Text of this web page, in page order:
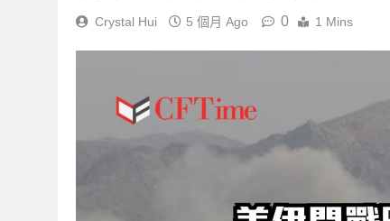
Crystal Hui 5 個月 Ago 0 1 Mins